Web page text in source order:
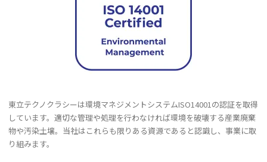
東立テクノクラシーは環境マネジメントシステムISO14001の認証を取得
しています。適切な管理や処理を行わなければ環境を破壊する産業廃棄
物や汚染土壌。当社はこれらも限りある資源であると認識し、事業に取
り組みます。